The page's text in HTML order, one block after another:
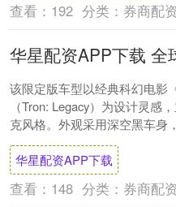
查看： 192 分类： 券商配
该限定版车型以经典科幻电影
（Tron: Legacy）为设计灵感
克风格。外观采用深空黑车身
属“暗影套装”主题拉花，极具未
华星配资APP下载
查看： 148 分类： 券商配